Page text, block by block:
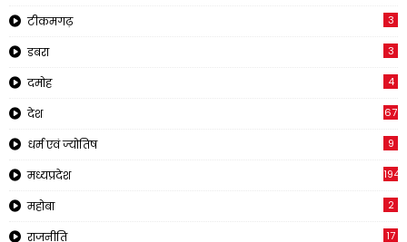
टीकमगढ़ 3
डबरा 3
दमोह 4
देश 67
धर्म एवं ज्योतिष 9
मध्यप्रदेश 194
महोबा 2
राजनीति 17